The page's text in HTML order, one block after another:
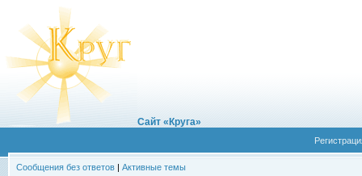
Сайт «Круга»
Сообщения без ответов | Активные темы